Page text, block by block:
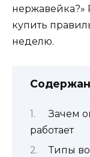
нержавейка?»
купить
неделю.
Зачем
работает
Типы